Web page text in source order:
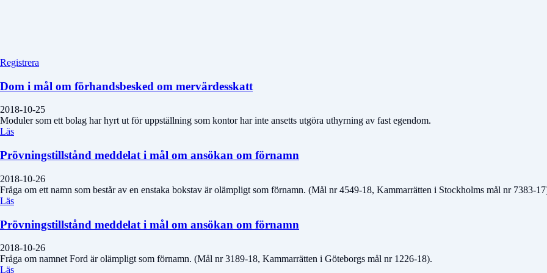
Registrera
Dom i mål om förhandsbesked om mervärdesskatt
2018-10-25
Moduler som ett bolag har hyrt ut för uppställning som kontor har inte ansetts utgöra uthyrning av fast egendom.
Läs
Prövningstillstånd meddelat i mål om ansökan om förnamn
2018-10-26
Fråga om ett namn som består av en enstaka bokstav är olämpligt som förnamn. (Mål nr 4549-18, Kammarrätten i Stockholms mål nr 7383-
Läs
Prövningstillstånd meddelat i mål om ansökan om förnamn
2018-10-26
Fråga om namnet Ford är olämpligt som förnamn. (Mål nr 3189-18, Kammarrätten i Göteborgs mål nr 1226-18).
Läs